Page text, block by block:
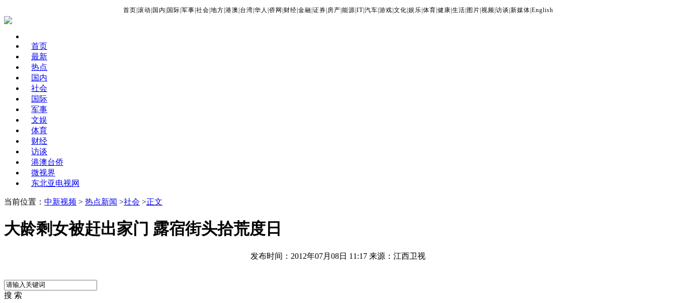
首页 滚动 国内 国际 军事 社会 地方 港澳 台湾 华人 侨网 财经 金融 证券 房产 能源 IT| 汽车 游戏 文化 娱乐 体育 健康 生活 图片 视频 访谈 新媒体 English
首页
最新
热点
国内
社会
国际
军事
文娱
体育
财经
访谈
港澳台侨
微视界
东北亚电视网
当前位置： 中新视频 > 热点新闻 >社会 >正文
大龄剩女被赶出家门 露宿街头拾荒度日
发布时间：2012年07月08日 11:17 来源：江西卫视
搜 索